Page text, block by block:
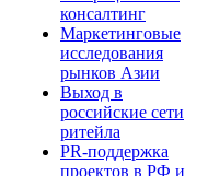
консалтинг
Маркетинговые
исследования
рынков Азии
Выход в
российские сети
ритейла
PR-поддержка
проектов в РФ и